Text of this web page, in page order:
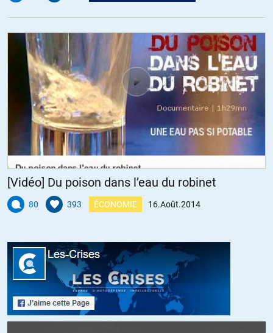
Papagateau// 19.08.2014 à 02h34
Quand ils n’étaient pas sur place, ils ne vérifiaient pas.
Quand ils sont sur place, ils se trompent, c’est à dire, pas de
vérification avec le GPS dans la poche.
Finalement, rien de nouveau, juste une nouvelle preuve de l’inversion
du métier de journaliste (ou du mot journaliste).
étonné.
Non seulement je ne suis pas étonné de l’étape d’aujourd’hui mais je
connais la suite : ils ne rectifieront pas, ils ne dénonceront pas ce qui
les auraient « trompé/abusé ».
Et ça, c’est la preuve des preuve.
Je sens la rage monter en moi, et je suis impuissant !
[Vidéo] Du poison dans l’eau du robinet
80 393 ÉCONOMIE 16.Août.2014